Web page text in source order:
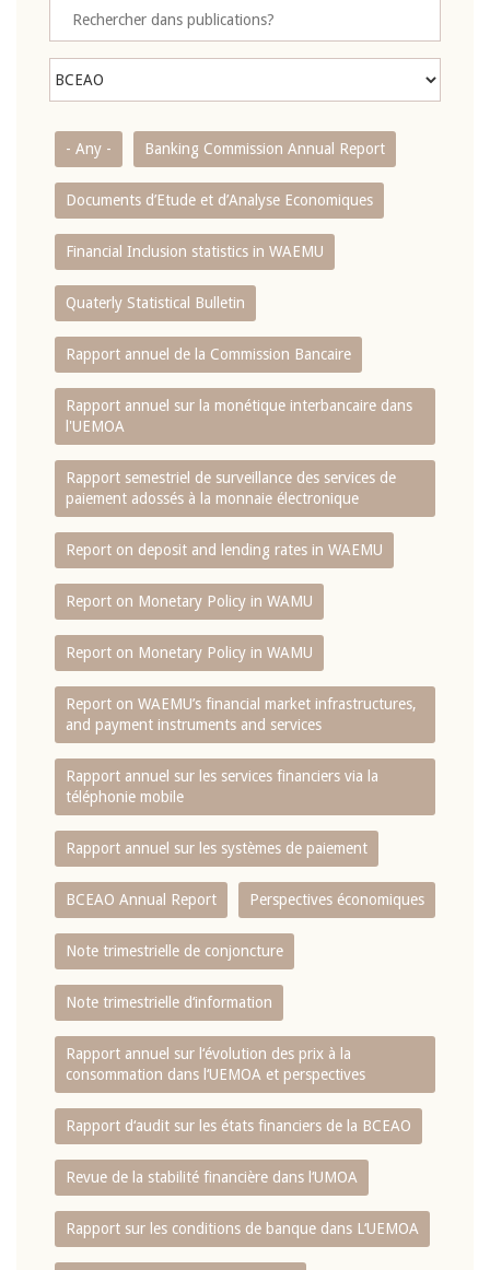
- Any - Banking Commission Annual Report
Documents d’Etude et d’Analyse Economiques
Financial Inclusion statistics in WAEMU
Quaterly Statistical Bulletin
Rapport annuel de la Commission Bancaire
Rapport annuel sur la monétique interbancaire dans
l'UEMOA
Rapport semestriel de surveillance des services de
paiement adossés à la monnaie électronique
Report on deposit and lending rates in WAEMU
Report on Monetary Policy in WAMU
Report on Monetary Policy in WAMU
Report on WAEMU’s financial market infrastructures,
and payment instruments and services
Rapport annuel sur les services financiers via la
téléphonie mobile
Rapport annuel sur les systèmes de paiement
BCEAO Annual Report Perspectives économiques
Note trimestrielle de conjoncture
Note trimestrielle d‘information
Rapport annuel sur l‘évolution des prix à la
consommation dans l‘UEMOA et perspectives
Rapport d‘audit sur les états financiers de la BCEAO
Revue de la stabilité financière dans l‘UMOA
Rapport sur les conditions de banque dans L‘UEMOA